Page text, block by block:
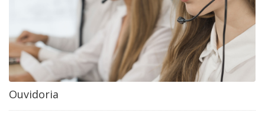
Ouvidoria